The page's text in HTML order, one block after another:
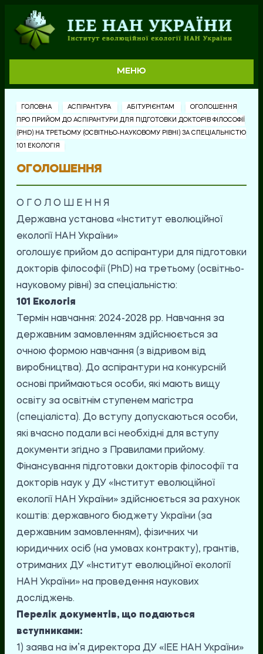
МЕНЮ
ГОЛОВНА АСПІРАНТУРА АБІТУРІЄНТАМ
ОГОЛОШЕННЯ
ПРО ПРИЙОМ ДО АСПІРАНТУРИ ДЛЯ ПІДГОТОВКИ ДОКТОРІВ ФІЛОСОФІЇ
(PHD) НА ТРЕТЬОМУ (ОСВІТНЬО-НАУКОВОМУ РІВНІ) ЗА СПЕЦІАЛЬНІСТЮ
101 ЕКОЛОГІЯ
ОГОЛОШЕННЯ
О Г О Л О Ш Е Н Н Я
Державна установа «Інститут еволюційної
екології НАН України»
оголошує прийом до аспірантури для підготовки
докторів філософії (PhD) на третьому (освітньо-
науковому рівні) за спеціальністю:
101 Екологія
Термін навчання: 2024-2028 рр. Навчання за
державним замовленням здійснюється за
очною формою навчання (з відривом від
виробництва). До аспірантури на конкурсній
основі приймаються особи, які мають вищу
освіту за освітнім ступенем магістра
(спеціаліста). До вступу допускаються особи,
які вчасно подали всі необхідні для вступу
документи згідно з Правилами прийому.
Фінансування підготовки докторів філософії та
докторів наук у ДУ «Інститут еволюційної
екології НАН України» здійснюється за рахунок
коштів: державного бюджету України (за
державним замовленням), фізичних чи
юридичних осіб (на умовах контракту), грантів,
отриманих ДУ «Інститут еволюційної екології
НАН України» на проведення наукових
досліджень.
Перелік документів, що подаються
вступниками:
1) заява на ім’я директора ДУ «ІЕЕ НАН України»